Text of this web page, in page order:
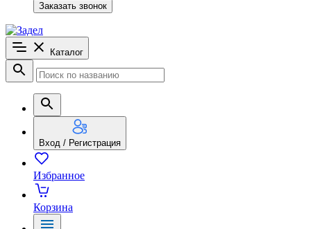
Заказать звонок
Каталог
Вход / Регистрация
Избранное
Корзина